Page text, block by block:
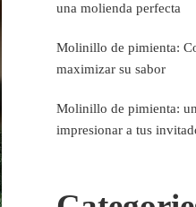
una molienda perfecta
Molinillo de pimienta:
maximizar su sabor
Molinillo de pimienta:
impresionar a tus